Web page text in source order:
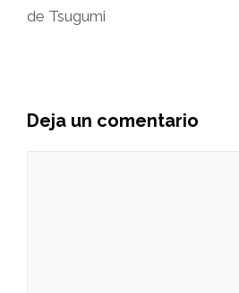
de Tsugumi
Deja un comentario